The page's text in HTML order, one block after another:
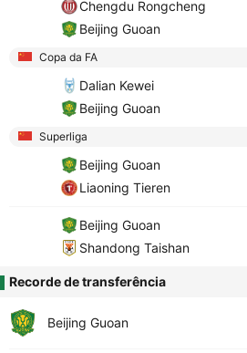
Chengdu Rongcheng
Beijing Guoan
Copa da FA
Dalian Kewei
Beijing Guoan
Superliga
Beijing Guoan
Liaoning Tieren
Beijing Guoan
Shandong Taishan
Recorde de transferência
Beijing Guoan